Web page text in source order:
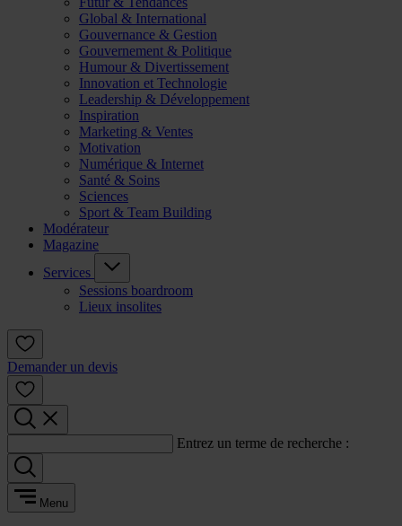
Global & International
Gouvernance & Gestion
Gouvernement & Politique
Humour & Divertissement
Innovation et Technologie
Leadership & Développement
Inspiration
Marketing & Ventes
Motivation
Numérique & Internet
Santé & Soins
Sciences
Sport & Team Building
Modérateur
Magazine
Services
Sessions boardroom
Lieux insolites
Demander un devis
Entrez un terme de recherche :
Menu